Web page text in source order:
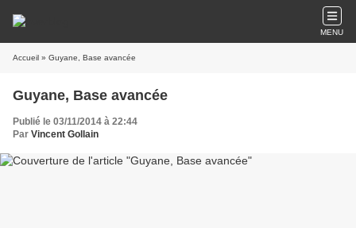
MENU
Accueil » Guyane, Base avancée
Guyane, Base avancée
Publié le 03/11/2014 à 22:44
Par Vincent Gollain